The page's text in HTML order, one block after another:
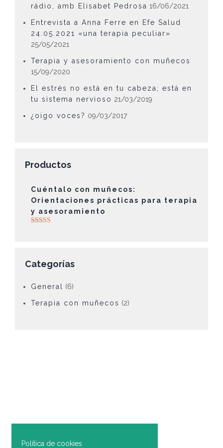
ràdio, amb Elisabet Pedrosa 16/06/2021
Entrevista a Anna Ferre en Efe Salud
24.05.2021 «una terapia peculiar»
25/05/2021
Terapia y asesoramiento con muñecos
15/09/2020
El estrés no está en tu cabeza; está en
tu sistema nervioso 21/03/2019
¿oigo voces? 09/03/2017
Productos
Cuéntalo con muñecos:
Orientaciones prácticas para terapia
y asesoramiento
Categorías
General (6)
Terapia con muñecos (2)
Política de cookies